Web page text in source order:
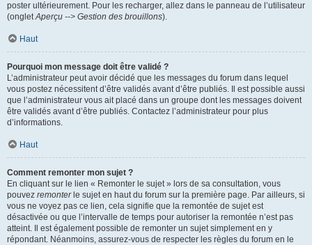
poster ultérieurement. Pour les recharger, allez dans le panneau de l’utilisateur
(ongletAperçu --> Gestion des brouillons).
Haut
Pourquoi mon message doit être validé ?
L’administrateur peut avoir décidé que les messages du forum dans lequel
vous postez nécessitent d’être validés avant d’être publiés. Il est possible aussi
que l’administrateur vous ait placé dans un groupe dont les messages doivent
être validés avant d’être publiés. Contactez l’administrateur pour plus
d’informations.
Haut
Comment remonter mon sujet ?
En cliquant sur le lien « Remonter le sujet » lors de sa consultation, vous
pouvez remonterle sujet en haut du forum sur la première page. Par ailleurs, si
vous ne voyez pas ce lien, cela signifie que la remontée de sujet est
désactivée ou que l’intervalle de temps pour autoriser la remontée n’est pas
atteint. Il est également possible de remonter un sujet simplement en y
répondant. Néanmoins, assurez-vous de respecter les règles du forum en le